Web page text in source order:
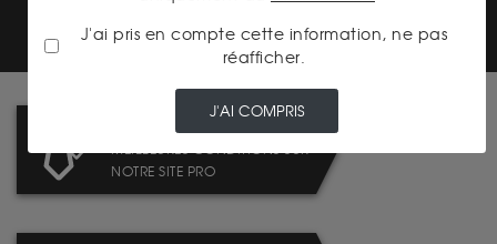
PROFESSIONNELS ? LES
MEILLEURES CONDITIONS SUR
NOTRE SITE PRO
J'ai pris en compte cette information, ne pas
réafficher.
J'AI COMPRIS